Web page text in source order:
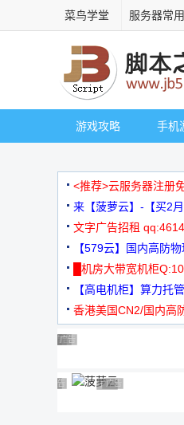
菜鸟学堂 服务器常
游戏攻略 手机
<推荐>云服务器注册
来【菠萝云】-【买2
文字广告招租
【579云】国内高防
元
█机房大带宽机柜
【高电机柜】算力托
机
香港美国CN2/国内高
广告 商业广告，理性选择
广告 商业广告，理性选择
广告 商业广告，理性选择
广告 商业广告，理性选择
广告 商业广告，理性选择
广告 商业广告，理性选择
广告 商业广告，理性选择
广告 商业广告，理性选择
广告 商业广告，理性
广告 商业广告，理性